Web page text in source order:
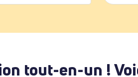
tout-en-un !